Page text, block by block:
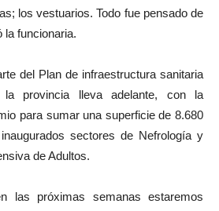
los vestuarios. Todo fue pensado de
la funcionaria.
del Plan de infraestructura sanitaria
provincia lleva adelante, con la
para sumar una superficie de 8.680
sectores de Nefrología y
de Adultos.
las próximas semanas estaremos